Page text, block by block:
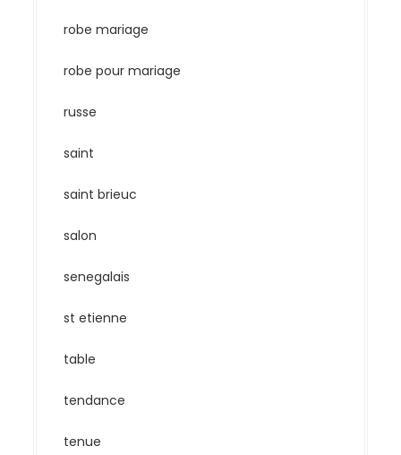
robe mariage
robe pour mariage
russe
saint
saint brieuc
salon
senegalais
st etienne
table
tendance
tenue